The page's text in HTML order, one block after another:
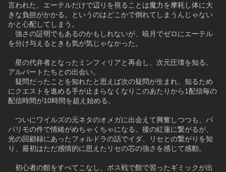
言われた、エーテルだけで辺りを視ることは魔力を摩耗し体に大
きな負担がかかる。というのはどこかで倒れてしまうんじゃない
かと心配してしまう。
強さの証明でもあるのかもしれないが、暁月でゼロにエーテル
を分け与えるときも気が気じゃなかった。
星の代弁者となったミンフィリアと再会し、次元圧壊を知る。
アルバートたちとの出会い。
疑問だったことを知れたと思えば次の疑問が生まれ、知るため
にクエストを進める手が止まらなくなりこのあたりから1配信毎の
配信時間が10時間を超え始める。
ついにワイルズの元ネタのオメガに出会えて興奮しつつも、パ
パリモの件で情緒がめちゃくちゃになる。後の紅蓮に繋がるが、
光の回顧録にあったフォルドラの話でイダ、リセとの繋がりを知
り、最初はただ感情的に思えたリセの芯の強さを感じて感動。
初心者の館をすべてこなし、ボス戦で館で習ったギミックが出